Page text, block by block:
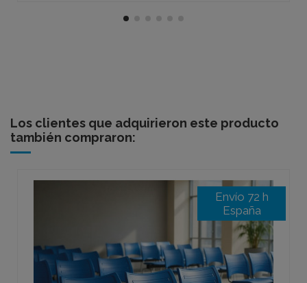
Los clientes que adquirieron este producto
también compraron:
Envío 72 h
España